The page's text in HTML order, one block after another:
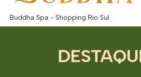
Buddha Spa - Shopping Rio Sul